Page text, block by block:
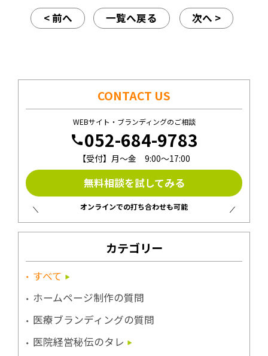
< 前へ 一覧へ戻る 次へ >
CONTACT US
WEBサイト・ブランディングのご相談
call052-684-9783
【受付】月〜金 9:00〜17:00
無料相談を試してみる
オンラインでの打ち合わせも可能
カテゴリー
すべて
ホームページ制作の質問
医療ブランディングの質問
医院経営秘伝のタレ